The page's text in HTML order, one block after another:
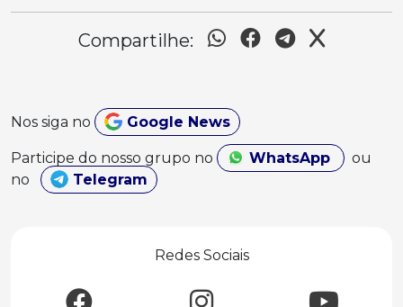
Compartilhe:
Nos siga no Google News
Participe do nosso grupo no WhatsApp
ou
no
Telegram
Redes Sociais